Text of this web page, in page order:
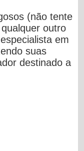
(não tente
outro
em
suas
destinado a